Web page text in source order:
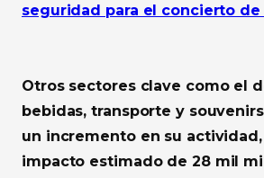
seguridad para el concierto de
Otros sectores clave como el
bebidas, transporte y
un incremento en su
impacto estimado de 28 mil